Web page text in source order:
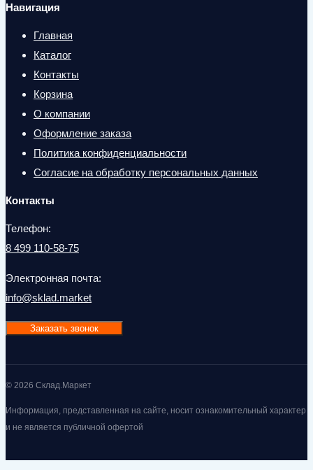
Навигация
Главная
Каталог
Контакты
Корзина
О компании
Оформление заказа
Политика конфиденциальности
Согласие на обработку персональных данных
Контакты
Телефон:
8 499 110-58-75
Электронная почта:
info@sklad.market
Заказать звонок
© 2026 Склад.Маркет
Информация, представленная на сайте, носит ознакомительный характер
и не является публичной офертой